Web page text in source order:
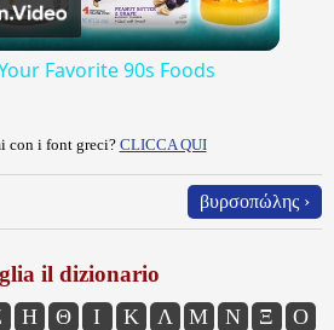
Video
Favorite 90s Foods
con i font greci? CLICCA QUI
βυρσοπώλης ›
il dizionario
Η Θ Ι Κ Λ Μ Ν Ξ
Ο